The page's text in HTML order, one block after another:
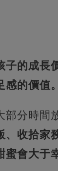
子的成長
的價值。
分時間
、收拾家
會大于